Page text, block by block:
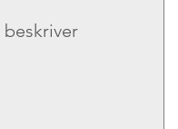
beskriver